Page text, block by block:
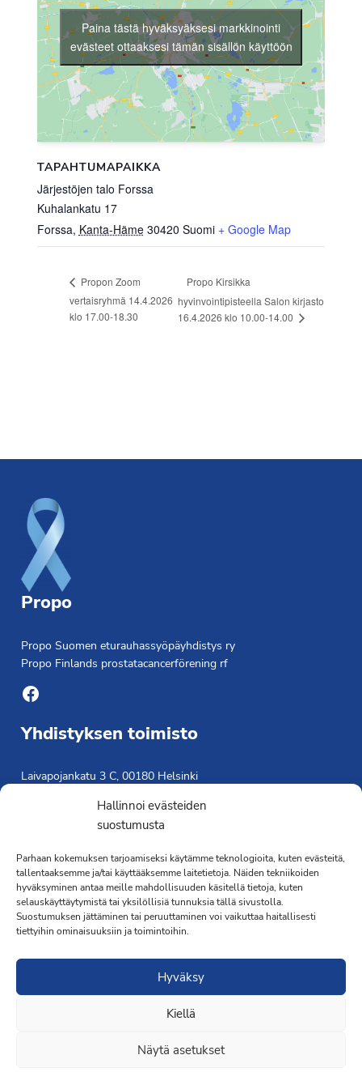
Hallinnoi evästeiden
suostumusta
Parhaan kokemuksen tarjoamiseksi käytämme teknologioita, kuten evästeitä,
tallentaaksemme ja/tai käyttääksemme laitetietoja. Näiden tekniikoiden
hyväksyminen antaa meille mahdollisuuden käsitellä tietoja, kuten
selauskäyttäytymistä tai yksilöllisiä tunnuksia tällä sivustolla.
Suostumuksen jättäminen tai peruuttaminen voi vaikuttaa haitallisesti
tiettyihin ominaisuuksiin ja toimintoihin.
Hyväksy
Kiellä
Näytä asetukset
TAPAHTUMAPAIKKA
Järjestöjen talo Forssa
Kuhalankatu 17
Forssa, Kanta-Häme 30420 Suomi + Google Map
Paina tästä hyväksyäksesi markkinointi
evästeet ottaaksesi tämän sisällön käyttöön
Propon Zoom
vertaisryhmä 14.4.2026
klo 17.00-18.30
Propo Kirsikka
hyvinvointipisteella Salon kirjasto
16.4.2026 klo 10.00-14.00
Propo
Propo Suomen eturauhassyöpäyhdistys ry
Propo Finlands prostatacancerförening rf
Facebook
Yhdistyksen toimisto
Laivapojankatu 3 C, 00180 Helsinki
Saavutettavuusseloste »
Toiminnanjohtaja
Kimmo Järvinen
Terveydenhoitaja
041 501 4176
·Toteutus ja ylläpitoMMD Networks